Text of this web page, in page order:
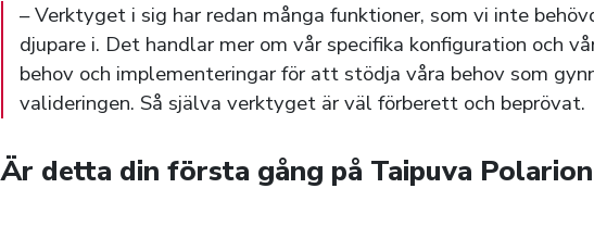
– Verktyget i sig har redan många funktioner, som vi inte
djupare i. Det handlar mer om vår specifika konfiguration och
behov och implementeringar för att stödja våra behov som
valideringen. Så själva verktyget är väl förberett och beprövat.
Är detta din första gång på Taipuva